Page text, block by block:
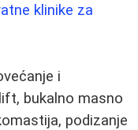
klinike za
i
bukalno masno
podizanje